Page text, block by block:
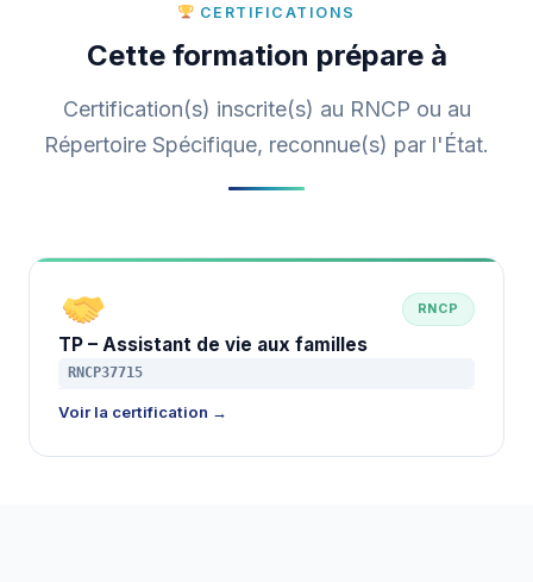
CERTIFICATIONS
Cette formation prépare à
Certification(s) inscrite(s) au RNCP ou au
Répertoire Spécifique, reconnue(s) par l'État.
RNCP
TP – Assistant de vie aux familles
RNCP37715
Voir la certification →